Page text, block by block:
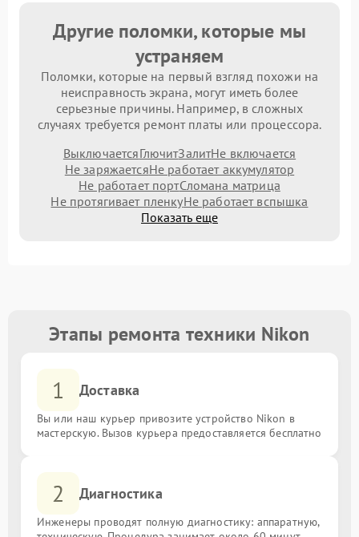
Другие поломки, которые мы
устраняем
Поломки, которые на первый взгляд похожи на
неисправность экрана, могут иметь более
серьезные причины. Например, в сложных
случаях требуется ремонт платы или процессора.
ВыключаетсяГлючитЗалитНе включается
Не заряжаетсяНе работает аккумулятор
Не работает портСломана матрица
Не протягивает пленкуНе работает вспышка
Показать еще
Этапы ремонта техники Nikon
1 Доставка
Вы или наш курьер привозите устройство Nikon в
мастерскую. Вызов курьера предоставляется бесплатно
2 Диагностика
Инженеры проводят полную диагностику: аппаратную,